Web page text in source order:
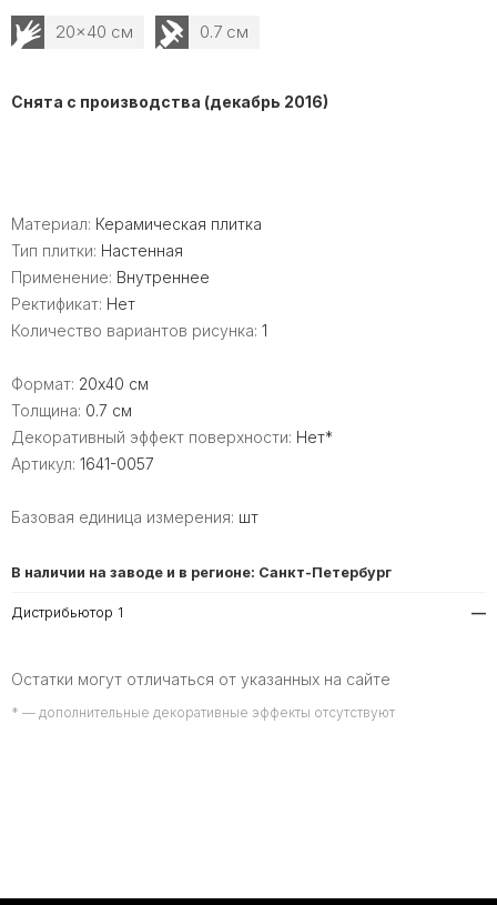
20x40 см 0.7 см
Снята с производства (декабрь 2016)
Материал: Керамическая плитка
Тип плитки: Настенная
Применение: Внутреннее
Ректификат: Нет
Количество вариантов рисунка: 1
Формат: 20x40 см
Толщина: 0.7 см
Декоративный эффект поверхности: Нет*
Артикул: 1641-0057
Базовая единица измерения: шт
В наличии на заводе и в регионе: Санкт-Петербург
Дистрибьютор 1 —
Остатки могут отличаться от указанных на сайте
* — дополнительные декоративные эффекты отсутствуют